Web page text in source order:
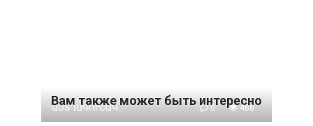
Вам также может быть интересно
ԱՍՏՂԱԳՈՒՇԱԿ 0 466